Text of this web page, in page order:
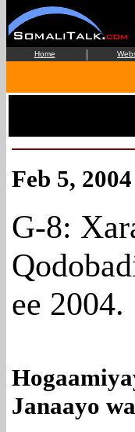
Home |
Feb 5, 2004
G-8:
ee 2004.
Janaayo